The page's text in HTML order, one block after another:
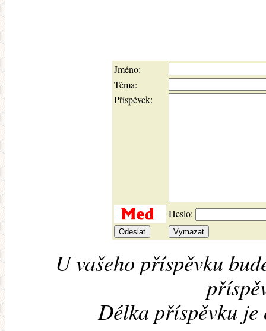
Jméno:
Téma:
Příspěvek:
Heslo:
U vašeho příspěvku
Délka příspěvku je